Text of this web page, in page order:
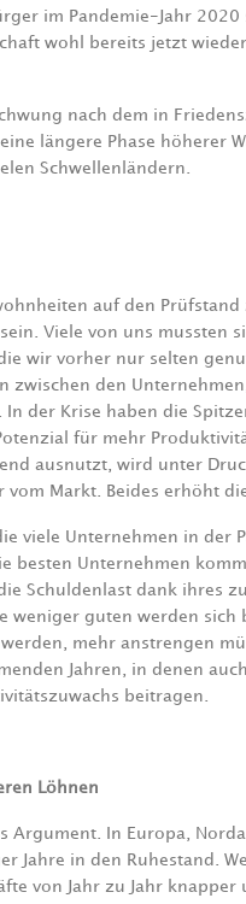
im Pandemie-Jahr
wohl bereits jetzt
nach dem in
längere Phase höherer
Schwellenländern.
auf den
Viele von uns mussten
wir vorher nur selten
zwischen den
der Krise haben die
für mehr
ausnutzt, wird unter
vom Markt. Beides erhöht
viele Unternehmen in der
besten Unternehmen
Schuldenlast dank ihres
weniger guten werden
mehr anstrengen
Jahren, in denen
beitragen.
Löhnen
Argument. In Europa,
Jahre in den Ruhestand.
von Jahr zu Jahr knapper